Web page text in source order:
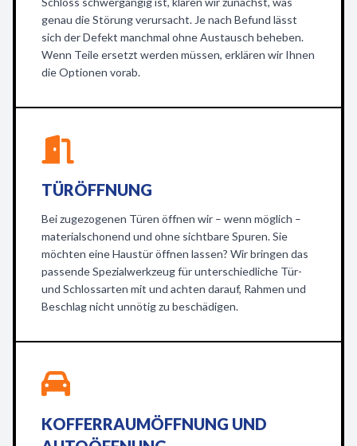
genau die Störung verursacht. Je nach Befund lässt
sich der Defekt manchmal ohne Austausch beheben.
Wenn Teile ersetzt werden müssen, erklären wir Ihnen
die Optionen vorab.
TÜRÖFFNUNG
Bei zugezogenen Türen öffnen wir – wenn möglich –
materialschonend und ohne sichtbare Spuren. Sie
möchten eine Haustür öffnen lassen? Wir bringen das
passende Spezialwerkzeug für unterschiedliche Tür-
und Schlossarten mit und achten darauf, Rahmen und
Beschlag nicht unnötig zu beschädigen.
KOFFERRAUMÖFFNUNG UND